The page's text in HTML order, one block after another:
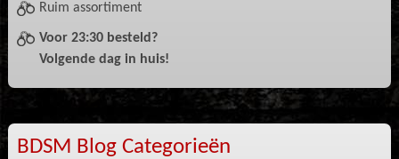
Ruim assortiment
Voor 23:30 besteld?
Volgende dag in huis!
BDSM Blog Categorieën